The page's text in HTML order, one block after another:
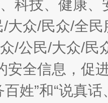
科技、健康
大众/民众/全
/公民/大众/民
安全信息，促
百姓”和“说真